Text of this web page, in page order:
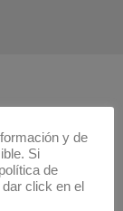
y de
Si
de
click en el